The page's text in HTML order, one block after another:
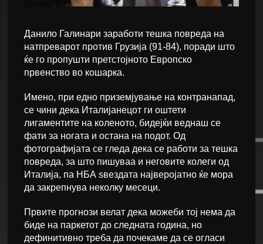
Данило Галинари заработи тешка повреда на
натпреварот против Грузија (91-84), поради што
ќе го пропушти претстојното Европско
првенство во кошарка.
Имено, при едно приземјување на контранапад,
се чини дека Италијанецот ги оштети
лигаментите на коленото, бидејќи веднаш се
фати за ногата и остана на подот. Од
фотографијата се гледа дека се работи за тешка
повреда, за што пишуваа и неговите колеги од
Италија, па НБА ѕвездата најверојатно ќе мора
да закрепнува неколку месеци.
Првите прогнози велат дека можеби тој нема да
биде на паркетот до следната година, но
дефинитивно треба да почекаме да се огласи